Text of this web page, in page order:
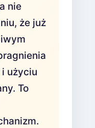
nie
że już
użyciu
To